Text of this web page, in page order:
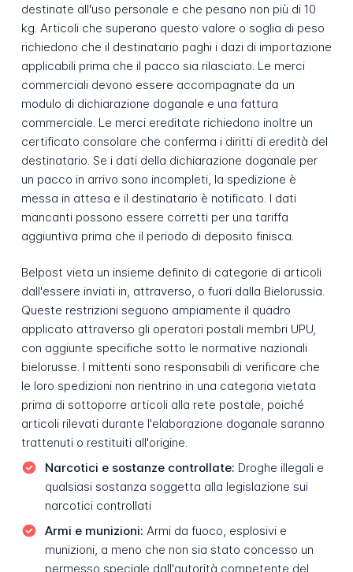
destinate all'uso personale e che pesano non più di 10
kg. Articoli che superano questo valore o soglia di peso
richiedono che il destinatario paghi i dazi di importazione
applicabili prima che il pacco sia rilasciato. Le merci
commerciali devono essere accompagnate da un
modulo di dichiarazione doganale e una fattura
commerciale. Le merci ereditate richiedono inoltre un
certificato consolare che conferma i diritti di eredità del
destinatario. Se i dati della dichiarazione doganale per
un pacco in arrivo sono incompleti, la spedizione è
messa in attesa e il destinatario è notificato. I dati
mancanti possono essere corretti per una tariffa
aggiuntiva prima che il periodo di deposito finisca.
Belpost vieta un insieme definito di categorie di articoli
dall'essere inviati in, attraverso, o fuori dalla Bielorussia.
Queste restrizioni seguono ampiamente il quadro
applicato attraverso gli operatori postali membri UPU,
con aggiunte specifiche sotto le normative nazionali
bielorusse. I mittenti sono responsabili di verificare che
le loro spedizioni non rientrino in una categoria vietata
prima di sottoporre articoli alla rete postale, poiché
articoli rilevati durante l'elaborazione doganale saranno
trattenuti o restituiti all'origine.
Narcotici e sostanze controllate: Droghe illegali e
qualsiasi sostanza soggetta alla legislazione sui
narcotici controllati
Armi e munizioni: Armi da fuoco, esplosivi e
munizioni, a meno che non sia stato concesso un
permesso speciale dall'autorità competente del